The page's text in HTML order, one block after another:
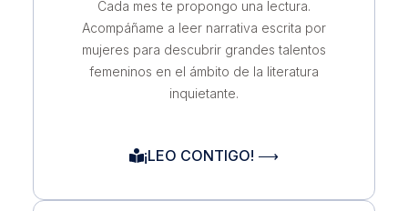
Cada mes te propongo una lectura.
Acompáñame a leer narrativa escrita por
mujeres para descubrir grandes talentos
femeninos en el ámbito de la literatura
inquietante.
¡LEO CONTIGO! ⟶